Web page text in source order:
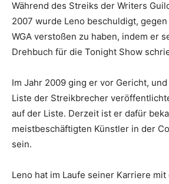
Während des Streiks der Writers
2007 wurde Leno beschuldigt,
WGA verstoßen zu haben, indem er
Drehbuch für die Tonight Show
Im Jahr 2009 ging er vor Gericht, und
Liste der Streikbrecher
auf der Liste. Derzeit ist er dafür
meistbeschäftigten Künstler in der
sein.
Leno hat im Laufe seiner Karriere